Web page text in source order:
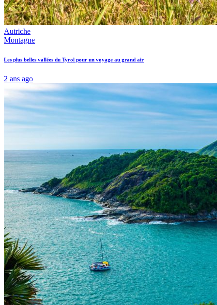
Autriche
Montagne
Les plus belles vallées du Tyrol pour un voyage au grand air
2 ans ago